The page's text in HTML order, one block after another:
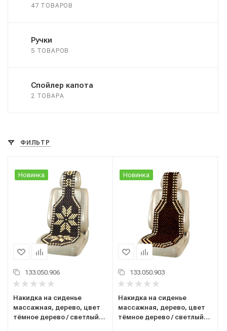
47 ТОВАРОВ
Ручки
5 ТОВАРОВ
Спойлер капота
2 ТОВАРА
ФИЛЬТР
Новинка
133.050.906
Накидка на сиденье
массажная, дерево, цвет
тёмное дерево / светлый
Новинка
133.050.903
Накидка на сиденье
массажная, дерево, цвет
тёмное дерево / светлый